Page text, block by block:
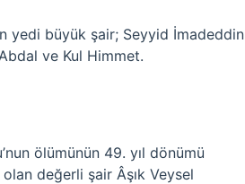
yedi büyük şair; Seyyid İmadeddin
ve Kul Himmet.
ölümünün 49. yıl dönümü
değerli şair Âşık Veysel